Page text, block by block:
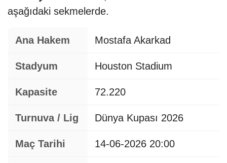
aşağıdaki sekmelerde.
Ana Hakem Mostafa Akarkad
Stadyum Houston Stadium
Kapasite 72.220
Turnuva / Lig Dünya Kupası 2026
Maç Tarihi 14-06-2026 20:00